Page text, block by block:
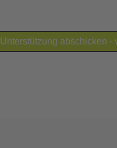
Unterstützung abschicken -